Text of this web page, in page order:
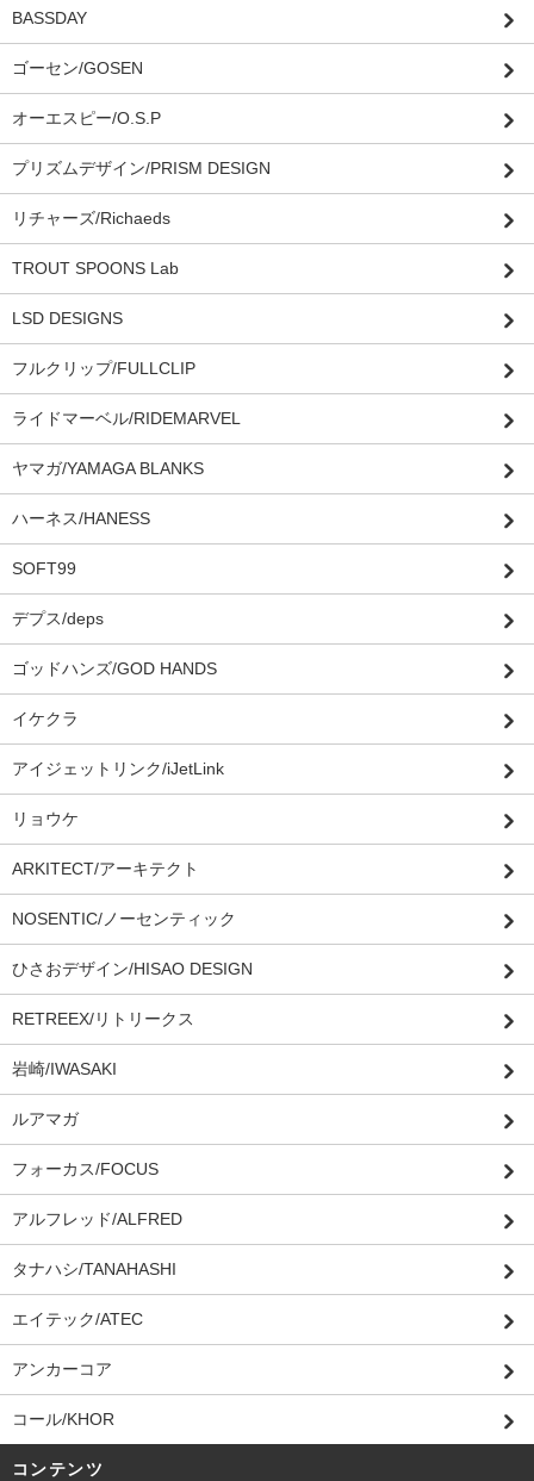
BASSDAY
ゴーセン/GOSEN
オーエスピー/O.S.P
プリズムデザイン/PRISM DESIGN
リチャーズ/Richaeds
TROUT SPOONS Lab
LSD DESIGNS
フルクリップ/FULLCLIP
ライドマーベル/RIDEMARVEL
ヤマガ/YAMAGA BLANKS
ハーネス/HANESS
SOFT99
デプス/deps
ゴッドハンズ/GOD HANDS
イケクラ
アイジェットリンク/iJetLink
リョウケ
ARKITECT/アーキテクト
NOSENTIC/ノーセンティック
ひさおデザイン/HISAO DESIGN
RETREEX/リトリークス
岩崎/IWASAKI
ルアマガ
フォーカス/FOCUS
アルフレッド/ALFRED
タナハシ/TANAHASHI
エイテック/ATEC
アンカーコア
コール/KHOR
コンテンツ